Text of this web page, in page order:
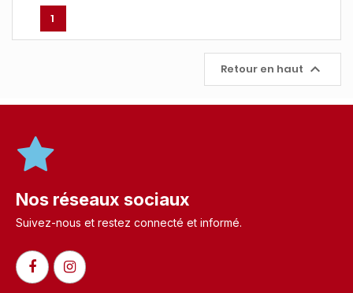
1
Retour en haut 
Nos réseaux sociaux
Suivez-nous et restez connecté et informé.​